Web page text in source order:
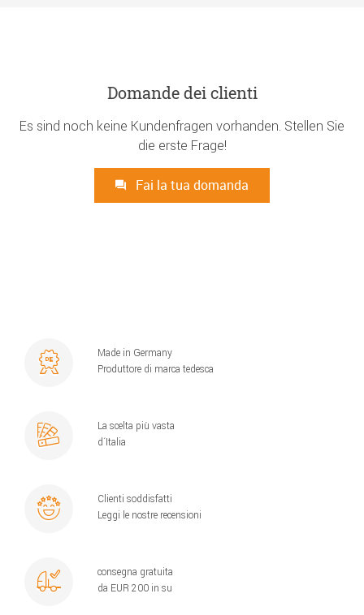
Domande dei clienti
Es sind noch keine Kundenfragen vorhanden. Stellen Sie
die erste Frage!
Fai la tua domanda
Made in Germany
Produttore di marca tedesca
La scelta più vasta
d´Italia
Clienti soddisfatti
Leggi le nostre recensioni
consegna gratuita
da EUR 200 in su